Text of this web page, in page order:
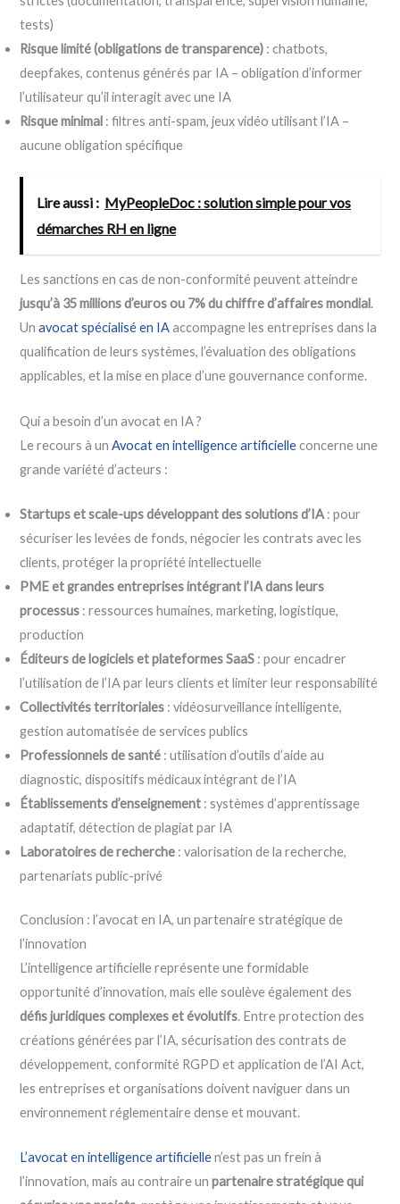
tests)
Risque limité (obligations de transparence) : chatbots,
deepfakes, contenus générés par IA – obligation d’informer
l’utilisateur qu’il interagit avec une IA
Risque minimal : filtres anti-spam, jeux vidéo utilisant l’IA –
aucune obligation spécifique
Lire aussi : MyPeopleDoc : solution simple pour vos
démarches RH en ligne
Les sanctions en cas de non-conformité peuvent atteindre
jusqu’à 35 millions d’euros ou 7% du chiffre d’affaires mondial.
Unavocat spécialisé en IAaccompagne les entreprises dans la
qualification de leurs systèmes, l’évaluation des obligations
applicables, et la mise en place d’une gouvernance conforme.
Qui a besoin d’un avocat en IA ?
Le recours à unAvocat en intelligence artificielleconcerne une
grande variété d’acteurs :
Startups et scale-ups développant des solutions d’IA : pour
sécuriser les levées de fonds, négocier les contrats avec les
clients, protéger la propriété intellectuelle
PME et grandes entreprises intégrant l’IA dans leurs
processus : ressources humaines, marketing, logistique,
production
Éditeurs de logiciels et plateformes SaaS : pour encadrer
l’utilisation de l’IA par leurs clients et limiter leur responsabilité
Collectivités territoriales : vidéosurveillance intelligente,
gestion automatisée de services publics
Professionnels de santé : utilisation d’outils d’aide au
diagnostic, dispositifs médicaux intégrant de l’IA
Établissements d’enseignement : systèmes d’apprentissage
adaptatif, détection de plagiat par IA
Laboratoires de recherche : valorisation de la recherche,
partenariats public-privé
Conclusion : l’avocat en IA, un partenaire stratégique de
l’innovation
L’intelligence artificielle représente une formidable
opportunité d’innovation, mais elle soulève également des
défis juridiques complexes et évolutifs. Entre protection des
créations générées par l’IA, sécurisation des contrats de
développement, conformité RGPD et application de l’AI Act,
les entreprises et organisations doivent naviguer dans un
environnement réglementaire dense et mouvant.
L’avocat en intelligence artificiellen’est pas un frein à
l’innovation, mais au contraire unpartenaire stratégique qui